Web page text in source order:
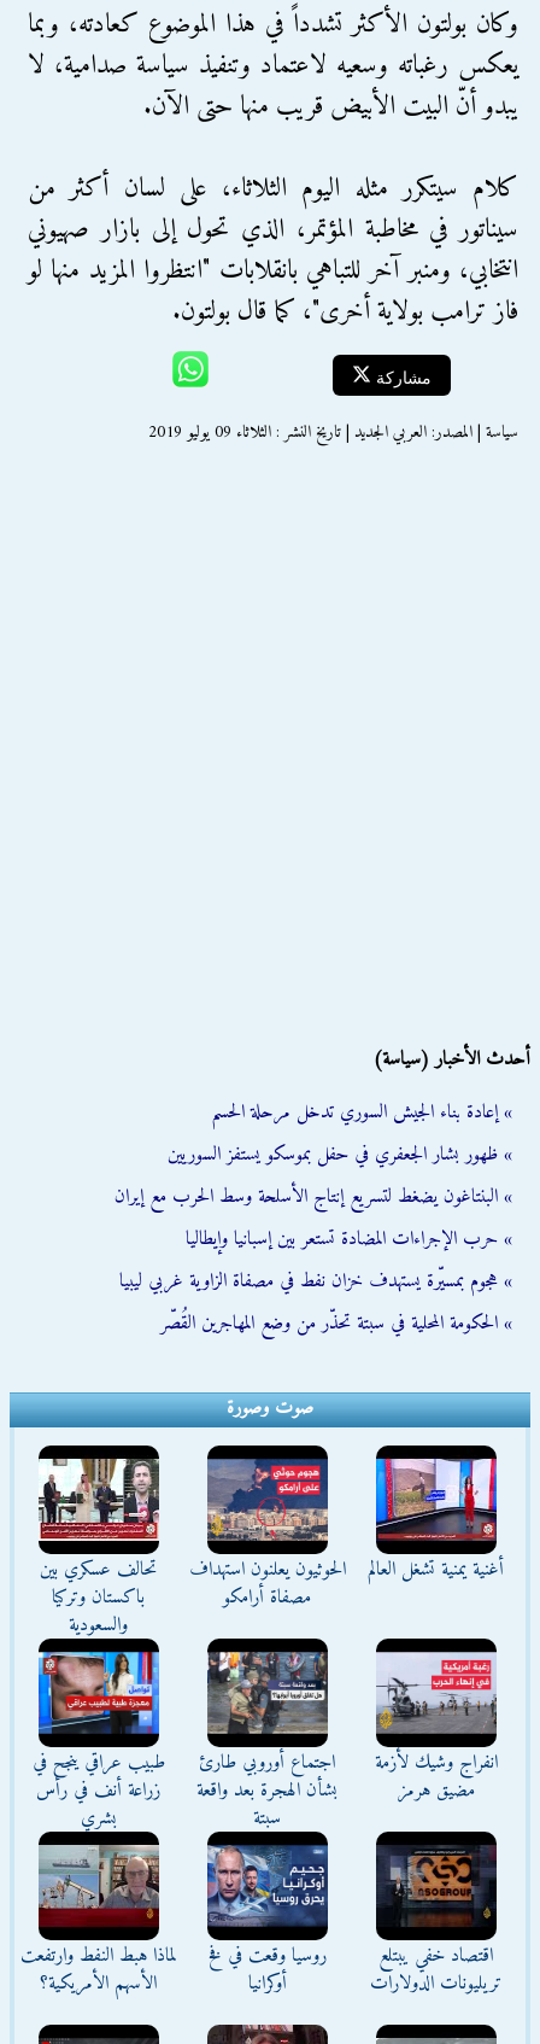
وكان بولتون الأكثر تشدداً في هذا الموضوع كعادته، وبما
يعكس رغباته وسعيه لاعتماد وتنفيذ سياسة صدامية، لا
يبدو أنّ البيت الأبيض قريب منها حتى الآن.
كلام سيتكرر مثله اليوم الثلاثاء، على لسان أكثر من
سيناتور في مخاطبة المؤتمر، الذي تحول إلى بازار صهيوني
انتخابي، ومنبر آخر للتباهي بانقلابات "انتظروا المزيد منها لو
فاز ترامب بولاية أخرى"، كما قال بولتون.
مشاركة
سياسة | المصدر: العربي الجديد | تاريخ النشر : الثلاثاء 09 يوليو 2019
أحدث الأخبار (سياسة)
» إعادة بناء الجيش السوري تدخل مرحلة الحسم
» ظهور بشار الجعفري في حفل بموسكو يستفز السوريين
» البنتاغون يضغط لتسريع إنتاج الأسلحة وسط الحرب مع إيران
» حرب الإجراءات المضادة تستعر بين إسبانيا وإيطاليا
» هجوم بمسيّرة يستهدف خزان نفط في مصفاة الزاوية غربي ليبيا
» الحكومة المحلية في سبتة تحذّر من وضع المهاجرين القُصّر
صوت وصورة
أغنية يمنية تشغل العالم
الحوثيون يعلنون استهداف
مصفاة أرامكو
تحالف عسكري بين
باكستان وتركيا
والسعودية
انفراج وشيك لأزمة
مضيق هرمز
اجتماع أوروبي طارئ
بشأن الهجرة بعد واقعة
سبتة
طبيب عراقي ينجح في
زراعة أنف في رأس
بشري
اقتصاد خفي يبتلع
تريليونات الدولارات
روسيا وقعت في فخ
أوكرانيا
لماذا هبط النفط وارتفعت
الأسهم الأمريكية؟